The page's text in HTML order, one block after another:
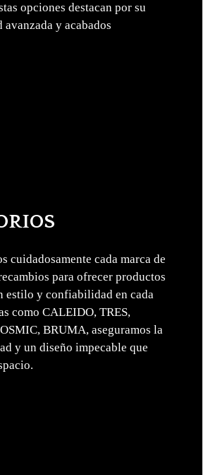
opciones destacan por su
y acabados
cuidadosamente cada marca de
para ofrecer productos
estilo y confiabilidad en cada
como CALEIDO, TRES,
BRUMA, aseguramos la
y un diseño impecable que